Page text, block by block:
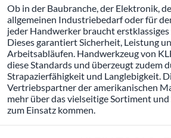
Ob in der Baubranche, der Elektronik,
allgemeinen Industriebedarf oder für
jeder Handwerker braucht
Dieses garantiert Sicherheit, Leistung
Arbeitsabläufen. Handwerkzeug von
diese Standards und überzeugt zudem
Strapazierfähigkeit und Langlebigkeit.
Vertriebspartner der amerikanischen
mehr über das vielseitige Sortiment
zum Einsatz kommen.